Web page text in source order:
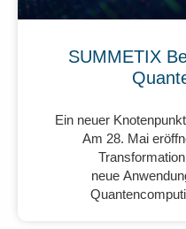
SUMMETIX
Ein neuer
Am 28. Mai
neue